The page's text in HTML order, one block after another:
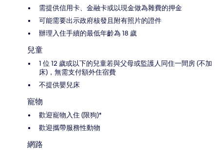
需提供信用卡、金融卡或以現金做為雜費的押金
可能需要出示政府核發且附有照片的證件
辦理入住手續的最低年齡為 18 歲
兒童
1 位 12 歲或以下的兒童若與父母或監護人同住一間房 (不加
床)，無需支付額外住宿費
不提供嬰兒床
寵物
歡迎寵物入住 (限狗)*
歡迎攜帶服務性動物
網路